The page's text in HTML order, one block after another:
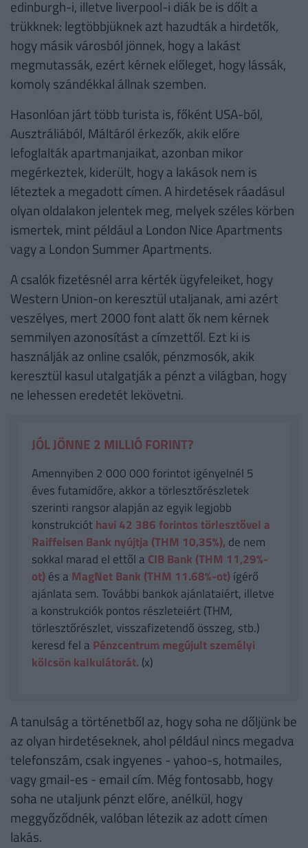
edinburgh-i, illetve liverpool-i diák be is dőlt a
trükknek: legtöbbjüknek azt hazudták a hirdetők,
hogy másik városból jönnek, hogy a lakást
megmutassák, ezért kérnek előleget, hogy lássák,
komoly szándékkal állnak szemben.
Hasonlóan járt több turista is, főként USA-ból,
Ausztráliából, Máltáról érkezők, akik előre
lefoglalták apartmanjaikat, azonban mikor
megérkeztek, kiderült, hogy a lakások nem is
léteztek a megadott címen. A hirdetések ráadásul
olyan oldalakon jelentek meg, melyek széles körben
ismertek, mint például a London Nice Apartments
vagy a London Summer Apartments.
A csalók fizetésnél arra kérték ügyfeleiket, hogy
Western Union-on keresztül utaljanak, ami azért
veszélyes, mert 2000 font alatt ők nem kérnek
semmilyen azonosítást a címzettől. Ezt ki is
használják az online csalók, pénzmosók, akik
keresztül kasul utalgatják a pénzt a világban, hogy
ne lehessen eredetét lekövetni.
JÓL JÖNNE 2 MILLIÓ FORINT?
Amennyiben 2 000 000 forintot igényelnél 5
éves futamidőre, akkor a törlesztőrészletek
szerinti rangsor alapján az egyik legjobb
konstrukcióthavi 42 386 forintos törlesztővel a
Raiffeisen Bank nyújtja (THM 10,35%), de nem
sokkal marad el ettől a CIB Bank (THM 11,29%-
ot)és a MagNet Bank (THM 11.68%-ot)ígérő
ajánlata sem. További bankok ajánlataiért, illetve
a konstrukciók pontos részleteiért (THM,
törlesztőrészlet, visszafizetendő összeg, stb.)
keresd fel a Pénzcentrum megújult személyi
kölcsön kalkulátorát. (x)
A tanulság a történetből az, hogy soha ne dőljünk be
az olyan hirdetéseknek, ahol például nincs megadva
telefonszám, csak ingyenes - yahoo-s, hotmailes,
vagy gmail-es - email cím. Még fontosabb, hogy
soha ne utaljunk pénzt előre, anélkül, hogy
meggyőződnék, valóban létezik az adott címen
lakás.